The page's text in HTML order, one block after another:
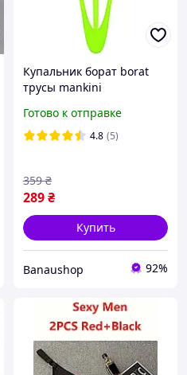
Купальник борат borat
трусы mankini
Готово к отправке
4.8 (5)
289₴
359 ₴
Купить
Banaushop 92%